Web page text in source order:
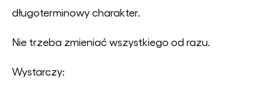
długoterminowy charakter.
Nie trzeba zmieniać wszystkiego od razu.
Wystarczy: